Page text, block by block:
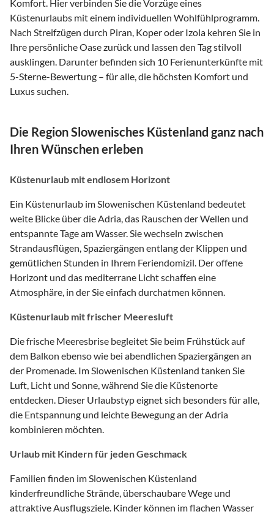
Komfort. Hier verbinden Sie die Vorzüge eines
Küstenurlaubs mit einem individuellen Wohlfühlprogramm.
Nach Streifzügen durch Piran, Koper oder Izola kehren Sie in
Ihre persönliche Oase zurück und lassen den Tag stilvoll
ausklingen. Darunter befinden sich 10 Ferienunterkünfte mit
5-Sterne-Bewertung – für alle, die höchsten Komfort und
Luxus suchen.
Die Region Slowenisches Küstenland ganz nach
Ihren Wünschen erleben
Küstenurlaub mit endlosem Horizont
Ein Küstenurlaub im Slowenischen Küstenland bedeutet
weite Blicke über die Adria, das Rauschen der Wellen und
entspannte Tage am Wasser. Sie wechseln zwischen
Strandausflügen, Spaziergängen entlang der Klippen und
gemütlichen Stunden in Ihrem Feriendomizil. Der offene
Horizont und das mediterrane Licht schaffen eine
Atmosphäre, in der Sie einfach durchatmen können.
Küstenurlaub mit frischer Meeresluft
Die frische Meeresbrise begleitet Sie beim Frühstück auf
dem Balkon ebenso wie bei abendlichen Spaziergängen an
der Promenade. Im Slowenischen Küstenland tanken Sie
Luft, Licht und Sonne, während Sie die Küstenorte
entdecken. Dieser Urlaubstyp eignet sich besonders für alle,
die Entspannung und leichte Bewegung an der Adria
kombinieren möchten.
Urlaub mit Kindern für jeden Geschmack
Familien finden im Slowenischen Küstenland
kinderfreundliche Strände, überschaubare Wege und
attraktive Ausflugsziele. Kinder können im flachen Wasser